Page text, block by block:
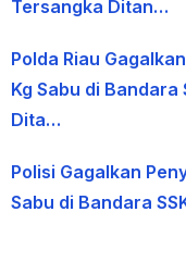
Tersangka Ditan…
Polda Riau
Kg Sabu di Bandara
Dita…
Polisi Gagalkan
Sabu di Bandara